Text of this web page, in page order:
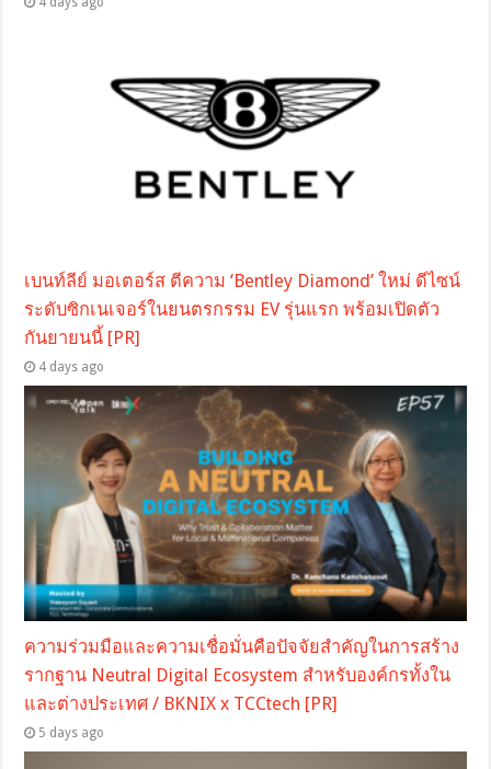
เบนท์ลีย์ มอเตอร์ส ตีความ ‘Bentley Diamond’ ใหม่ ดีไซน์
ระดับซิกเนเจอร์ในยนตรกรรม EV รุ่นแรก พร้อมเปิดตัว
กันยายนนี้ [PR]
4 days ago
ความร่วมมือและความเชื่อมั่นคือปัจจัยสำคัญในการสร้าง
รากฐาน Neutral Digital Ecosystem สำหรับองค์กรทั้งใน
และต่างประเทศ / BKNIX x TCCtech [PR]
5 days ago